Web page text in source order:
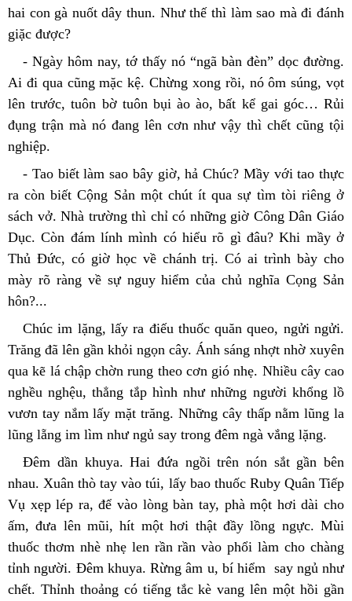
hai con gà nuốt dây thun. Như thế thì làm sao mà đi đánh
giặc được?
- Ngày hôm nay, tớ thấy nó “ngã bàn đèn” dọc đường.
Ai đi qua cũng mặc kệ. Chừng xong rồi, nó ôm súng, vọt
lên trước, tuôn bờ tuôn bụi ào ào, bất kể gai góc… Rủi
đụng trận mà nó đang lên cơn như vậy thì chết cũng tội
nghiệp.
- Tao biết làm sao bây giờ, hả Chúc? Mầy với tao thực
ra còn biết Cộng Sản một chút ít qua sự tìm tòi riêng ở
sách vở. Nhà trường thì chỉ có những giờ Công Dân Giáo
Dục. Còn đám lính mình có hiểu rõ gì đâu? Khi mầy ở
Thủ Đức, có giờ học về chánh trị. Có ai trình bày cho
mày rõ ràng về sự nguy hiểm của chủ nghĩa Cọng Sản
hôn?...
Chúc im lặng, lấy ra điếu thuốc quăn queo, ngửi ngửi.
Trăng đã lên gần khỏi ngọn cây. Ánh sáng nhợt nhờ xuyên
qua kẽ lá chập chờn rung theo cơn gió nhẹ. Nhiều cây cao
nghều nghệu, thẳng tắp hình như những người khổng lồ
vươn tay nắm lấy mặt trăng. Những cây thấp nằm lũng la
lũng lẵng im lìm như ngủ say trong đêm ngà vắng lặng.
Đêm dần khuya. Hai đứa ngồi trên nón sắt gần bên
nhau. Xuân thò tay vào túi, lấy bao thuốc Ruby Quân Tiếp
Vụ xẹp lép ra, để vào lòng bàn tay, phà một hơi dài cho
ấm, đưa lên mũi, hít một hơi thật đầy lồng ngực. Mùi
thuốc thơm nhè nhẹ len rần rần vào phổi làm cho chàng
tỉnh người. Đêm khuya. Rừng âm u, bí hiểm  say ngủ như
chết. Thỉnh thoảng có tiếng tắc kè vang lên một hồi gần